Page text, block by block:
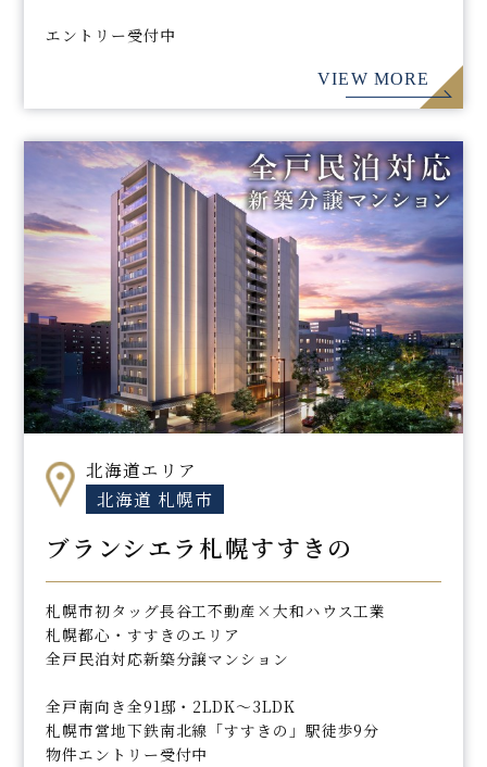
エントリー受付中
VIEW MORE
北海道エリア
北海道 札幌市
ブランシエラ札幌すすきの
札幌市初タッグ長谷工不動産×大和ハウス工業
札幌都心・すすきのエリア
全戸民泊対応新築分譲マンション
全戸南向き全91邸・2LDK～3LDK
札幌市営地下鉄南北線「すすきの」駅徒歩9分
物件エントリー受付中